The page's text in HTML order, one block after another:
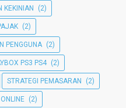
KEKINIAN (2)
(2)
PENGGUNA (2)
PS3 PS4 (2)
STRATEGI PEMASARAN (2)
(2)